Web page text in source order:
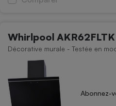
Whirlpool AKR62FLTK
Décorative murale - Testée en
Abonnez-